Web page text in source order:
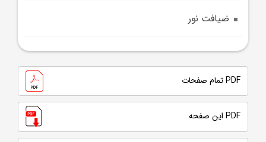
ضيافت نور
PDF تمام صفحات
PDF این صفحه